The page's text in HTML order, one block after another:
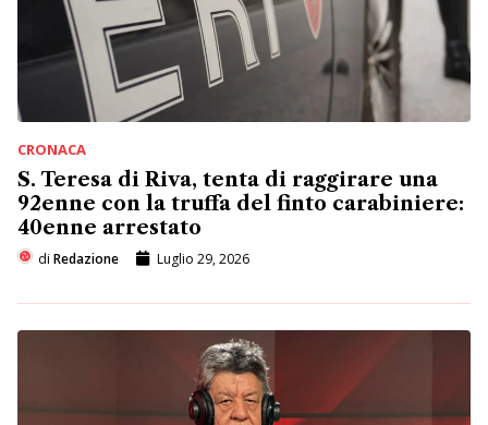
CRONACA
S. Teresa di Riva, tenta di raggirare una
92enne con la truffa del finto carabiniere:
40enne arrestato
di Redazione Luglio 29, 2026